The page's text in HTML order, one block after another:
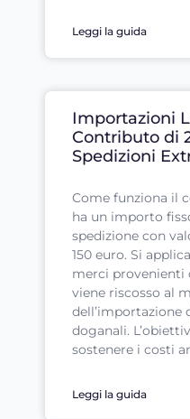
Leggi la guida
Importazioni
Contributo di
Spedizioni
Come funziona il
ha un importo
spedizione con
150 euro. Si
merci provenienti
viene riscosso al
dell’importazione
doganali.
sostenere i costi
Leggi la guida